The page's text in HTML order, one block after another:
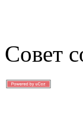
Совет